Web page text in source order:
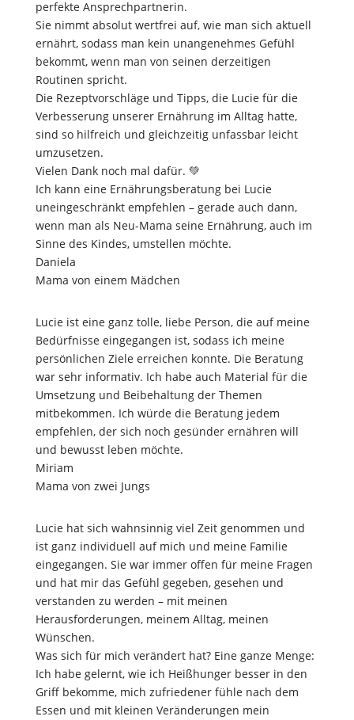
perfekte Ansprechpartnerin.
Sie nimmt absolut wertfrei auf, wie man sich aktuell
ernährt, sodass man kein unangenehmes Gefühl
bekommt, wenn man von seinen derzeitigen
Routinen spricht.
Die Rezeptvorschläge und Tipps, die Lucie für die
Verbesserung unserer Ernährung im Alltag hatte,
sind so hilfreich und gleichzeitig unfassbar leicht
umzusetzen.
Vielen Dank noch mal dafür. 💚
Ich kann eine Ernährungsberatung bei Lucie
uneingeschränkt empfehlen – gerade auch dann,
wenn man als Neu-Mama seine Ernährung, auch im
Sinne des Kindes, umstellen möchte.
Daniela
Mama von einem Mädchen
Lucie ist eine ganz tolle, liebe Person, die auf meine
Bedürfnisse eingegangen ist, sodass ich meine
persönlichen Ziele erreichen konnte. Die Beratung
war sehr informativ. Ich habe auch Material für die
Umsetzung und Beibehaltung der Themen
mitbekommen. Ich würde die Beratung jedem
empfehlen, der sich noch gesünder ernähren will
und bewusst leben möchte.
Miriam
Mama von zwei Jungs
Lucie hat sich wahnsinnig viel Zeit genommen und
ist ganz individuell auf mich und meine Familie
eingegangen. Sie war immer offen für meine Fragen
und hat mir das Gefühl gegeben, gesehen und
verstanden zu werden – mit meinen
Herausforderungen, meinem Alltag, meinen
Wünschen.
Was sich für mich verändert hat? Eine ganze Menge:
Ich habe gelernt, wie ich Heißhunger besser in den
Griff bekomme, mich zufriedener fühle nach dem
Essen und mit kleinen Veränderungen mein